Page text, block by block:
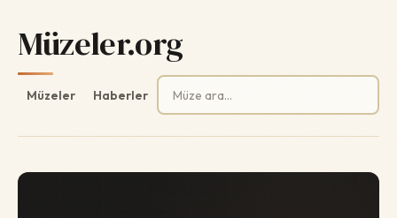
Müzeler.org
Müzeler Haberler
Arama: